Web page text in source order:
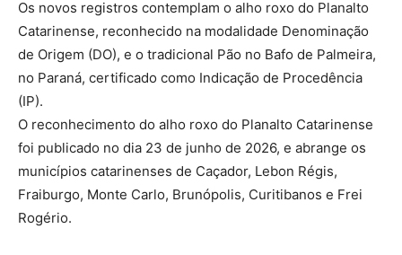
Os novos registros contemplam o alho roxo do Planalto
Catarinense, reconhecido na modalidade Denominação
de Origem (DO), e o tradicional Pão no Bafo de Palmeira,
no Paraná, certificado como Indicação de Procedência
(IP).
O reconhecimento do alho roxo do Planalto Catarinense
foi publicado no dia 23 de junho de 2026, e abrange os
municípios catarinenses de Caçador, Lebon Régis,
Fraiburgo, Monte Carlo, Brunópolis, Curitibanos e Frei
Rogério.